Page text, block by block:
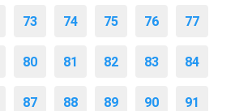
73 74 75 76 77
80 81 82 83 84
87 88 89 90 91